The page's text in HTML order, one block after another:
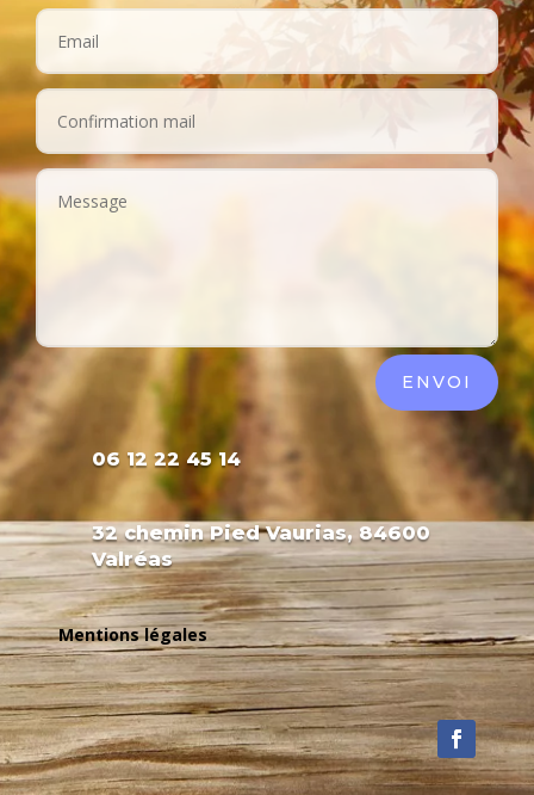
ENVOI
06 12 22 45 14
32 chemin Pied Vaurias, 84600
Valréas
Mentions légales